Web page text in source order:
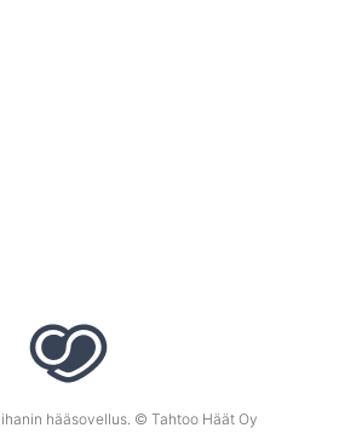
hääsovellus. © Tahtoo Häät Oy